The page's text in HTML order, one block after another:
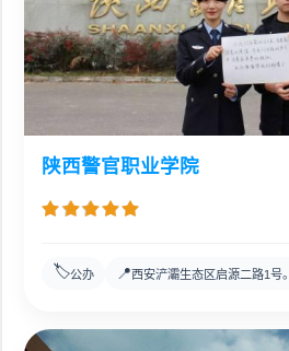
陕西警官职业学院
🏷️公办 📍西安浐灞生态区启源二路1号。